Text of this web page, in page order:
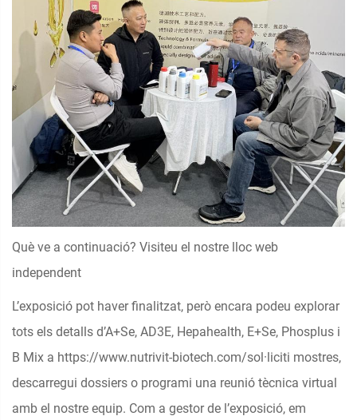
Què ve a continuació? Visiteu el nostre lloc web
independent
L’exposició pot haver finalitzat, però encara podeu explorar
tots els detalls d’A+Se, AD3E, Hepahealth, E+Se, Phosplus i
B Mix a https://www.nutrivit-biotech.com/sol·liciti mostres,
descarregui dossiers o programi una reunió tècnica virtual
amb el nostre equip. Com a gestor de l’exposició, em